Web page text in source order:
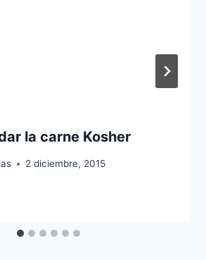
la carne Kosher
2 diciembre, 2015